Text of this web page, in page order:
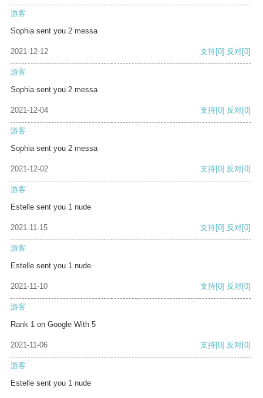
游客
Sophia sent you 2 messa
2021-12-12 支持[0] 反对[0]
游客
Sophia sent you 2 messa
2021-12-04 支持[0] 反对[0]
游客
Sophia sent you 2 messa
2021-12-02 支持[0] 反对[0]
游客
Estelle sent you 1 nude
2021-11-15 支持[0] 反对[0]
游客
Estelle sent you 1 nude
2021-11-10 支持[0] 反对[0]
游客
Rank 1 on Google With 5
2021-11-06 支持[0] 反对[0]
游客
Estelle sent you 1 nude